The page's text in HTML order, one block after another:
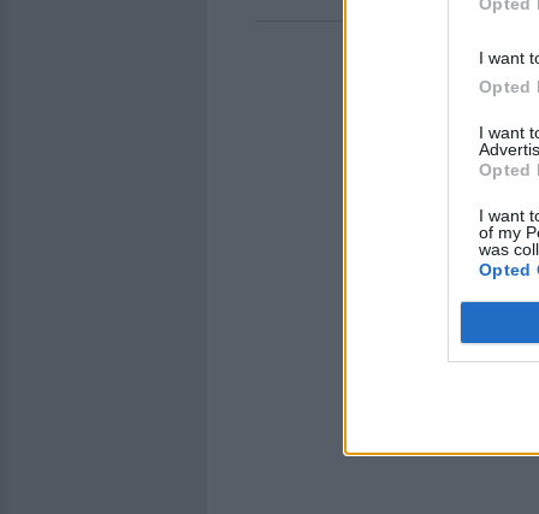
I want
Opted
I want
Opted
I want
of my
was
Opted